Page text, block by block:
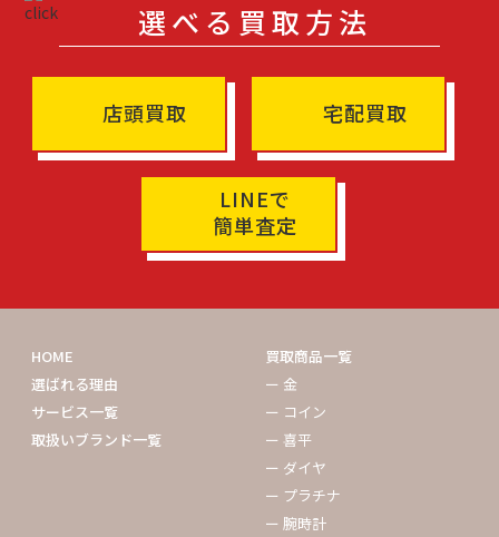
選べる買取方法
店頭買取 宅配買取
LINEで
簡単査定
HOME
選ばれる理由
サービス一覧
取扱いブランド一覧
買取商品一覧
ー 金
ー コイン
ー 喜平
ー ダイヤ
ー プラチナ
ー 腕時計